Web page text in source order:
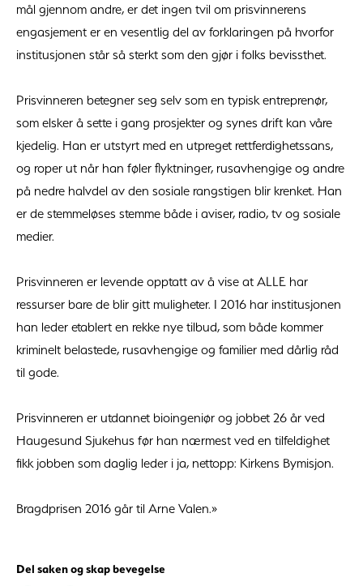
mål gjennom andre, er det ingen tvil om prisvinnerens
engasjement er en vesentlig del av forklaringen på hvorfor
institusjonen står så sterkt som den gjør i folks bevissthet.
Prisvinneren betegner seg selv som en typisk entreprenør,
som elsker å sette i gang prosjekter og synes drift kan våre
kjedelig. Han er utstyrt med en utpreget rettferdighetssans,
og roper ut når han føler flyktninger, rusavhengige og andre
på nedre halvdel av den sosiale rangstigen blir krenket. Han
er de stemmeløses stemme både i aviser, radio, tv og sosiale
medier.
Prisvinneren er levende opptatt av å vise at ALLE har
ressurser bare de blir gitt muligheter. I 2016 har institusjonen
han leder etablert en rekke nye tilbud, som både kommer
kriminelt belastede, rusavhengige og familier med dårlig råd
til gode.
Prisvinneren er utdannet bioingeniør og jobbet 26 år ved
Haugesund Sjukehus før han nærmest ved en tilfeldighet
fikk jobben som daglig leder i ja, nettopp: Kirkens Bymisjon.
Bragdprisen 2016 går til Arne Valen.»
Del saken og skap bevegelse